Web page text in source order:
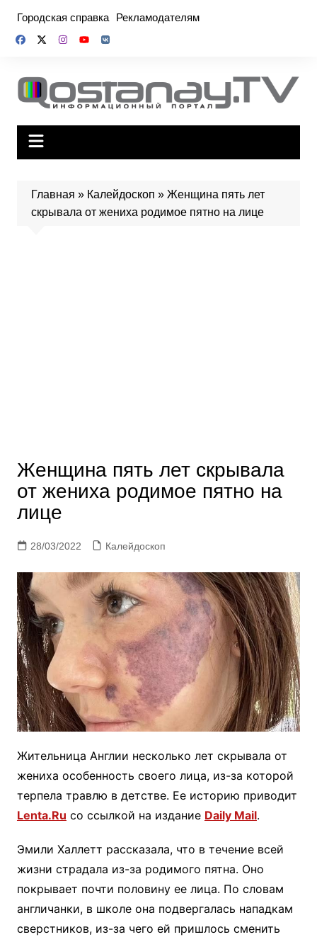
содержимому
Городская справка Рекламодателям
Главная » Калейдоскоп » Женщина пять лет
скрывала от жениха родимое пятно на лице
Женщина пять лет скрывала
от жениха родимое пятно на
лице
28/03/2022 Калейдоскоп
Жительница Англии несколько лет скрывала от
жениха особенность своего лица, из-за которой
терпела травлю в детстве. Ее историю приводит
Lenta.Ru со ссылкой на издание Daily Mail.
Эмили Халлетт рассказала, что в течение всей
жизни страдала из-за родимого пятна. Оно
покрывает почти половину ее лица. По словам
англичанки, в школе она подвергалась нападкам
сверстников, из-за чего ей пришлось сменить